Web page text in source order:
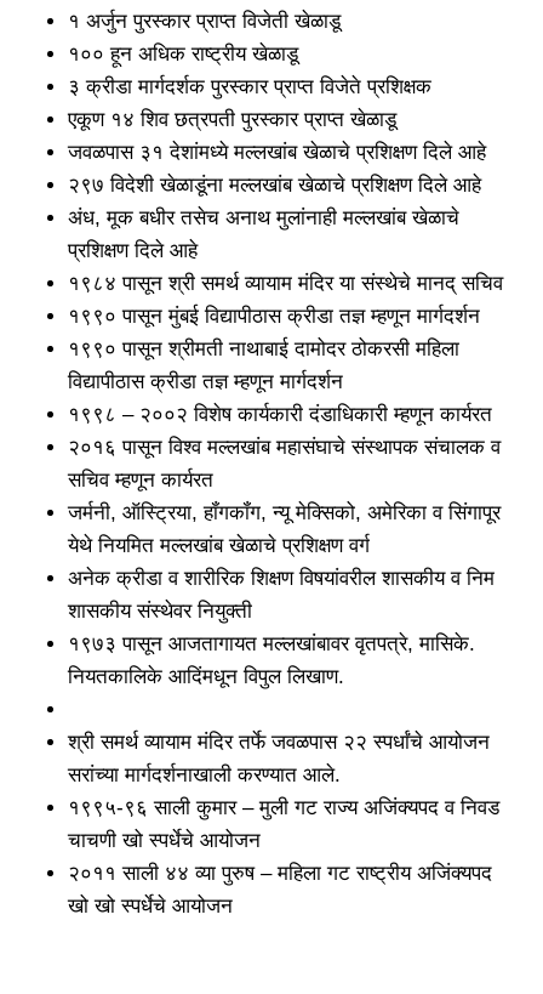
१ अर्जुन पुरस्कार प्राप्त विजेती खेळाडू
१०० हून अधिक राष्ट्रीय खेळाडू
३ क्रीडा मार्गदर्शक पुरस्कार प्राप्त विजेते प्रशिक्षक
एकूण १४ शिव छत्रपती पुरस्कार प्राप्त खेळाडू
जवळपास ३१ देशांमध्ये मल्लखांब खेळाचे प्रशिक्षण दिले आहे
२९७ विदेशी खेळाडूंना मल्लखांब खेळाचे प्रशिक्षण दिले आहे
अंध, मूक बधीर तसेच अनाथ मुलांनाही मल्लखांब खेळाचे
प्रशिक्षण दिले आहे
१९८४ पासून श्री समर्थ व्यायाम मंदिर या संस्थेचे मानद् सचिव
१९९० पासून मुंबई विद्यापीठास क्रीडा तज्ञ म्हणून मार्गदर्शन
१९९० पासून श्रीमती नाथाबाई दामोदर ठोकरसी महिला
विद्यापीठास क्रीडा तज्ञ म्हणून मार्गदर्शन
१९९८ – २००२ विशेष कार्यकारी दंडाधिकारी म्हणून कार्यरत
२०१६ पासून विश्व मल्लखांब महासंघाचे संस्थापक संचालक व
सचिव म्हणून कार्यरत
जर्मनी, ऑस्ट्रिया, हॉंगकॉंग, न्यू मेक्सिको, अमेरिका व सिंगापूर
येथे नियमित मल्लखांब खेळाचे प्रशिक्षण वर्ग
अनेक क्रीडा व शारीरिक शिक्षण विषयांवरील शासकीय व निम
शासकीय संस्थेवर नियुक्ती
१९७३ पासून आजतागायत मल्लखांबावर वृतपत्रे, मासिके.
नियतकालिके आदिंमधून विपुल लिखाण.
श्री समर्थ व्यायाम मंदिर तर्फे जवळपास २२ स्पर्धांचे आयोजन
सरांच्या मार्गदर्शनाखाली करण्यात आले.
१९९५-९६ साली कुमार – मुली गट राज्य अजिंक्यपद व निवड
चाचणी खो स्पर्धेचे आयोजन
२०११ साली ४४ व्या पुरुष – महिला गट राष्ट्रीय अजिंक्यपद
खो खो स्पर्धेचे आयोजन